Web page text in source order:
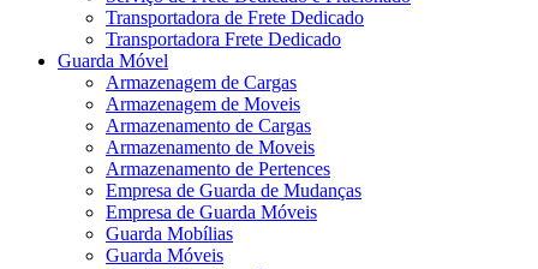
Transportadora de Frete Dedicado
Transportadora Frete Dedicado
Guarda Móvel
Armazenagem de Cargas
Armazenagem de Moveis
Armazenamento de Cargas
Armazenamento de Moveis
Armazenamento de Pertences
Empresa de Guarda de Mudanças
Empresa de Guarda Móveis
Guarda Mobílias
Guarda Móveis